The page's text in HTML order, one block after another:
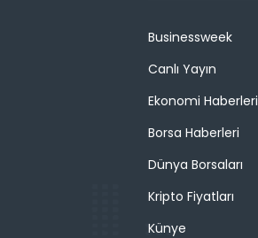
Businessweek
Canlı Yayın
Ekonomi Haberleri
Borsa Haberleri
Dünya Borsaları
Kripto Fiyatları
Künye